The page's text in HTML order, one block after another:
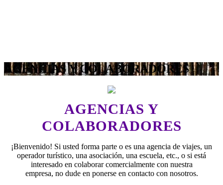
AGENCIAS Y COLABORADORES
AGENCIAS Y
COLABORADORES
¡Bienvenido! Si usted forma parte o es una agencia de viajes, un
operador turístico, una asociación, una escuela, etc., o si está
interesado en colaborar comercialmente con nuestra
empresa, no dude en ponerse en contacto con nosotros.